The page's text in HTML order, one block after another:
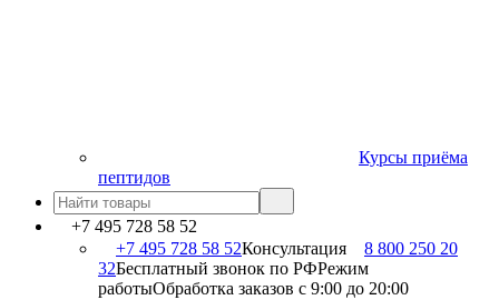
Курсы приёма
пептидов
+7 495 728 58 52
+7 495 728 58 52Консультация
8 800 250 20
32Бесплатный звонок по РФРежим
работыОбработка заказов с 9:00 до 20:00